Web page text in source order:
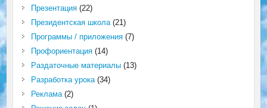
Презентация(22)
Президентская школа(21)
Программы / приложения(7)
Профориентация(14)
Раздаточные материалы(13)
Разработка урока(34)
Реклама(2)